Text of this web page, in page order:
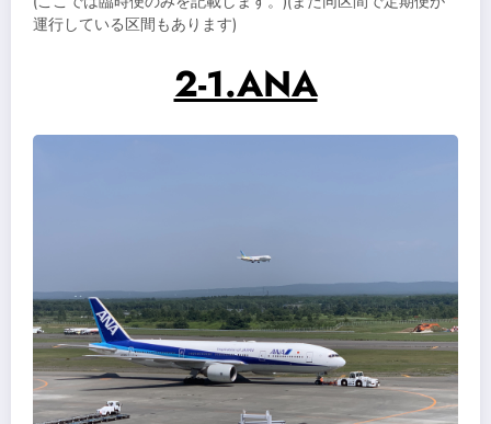
運行している区間もあります)
2-1.ANA